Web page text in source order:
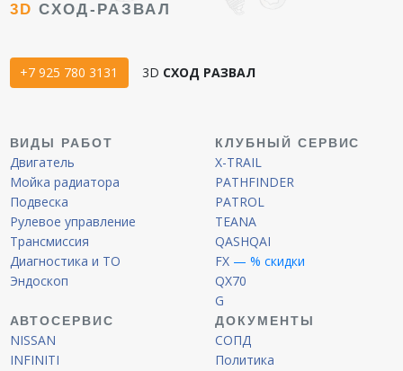
3D СХОД-РАЗВАЛ
+7 925 780 3131 3D СХОД РАЗВАЛ
ВИДЫ РАБОТ
Двигатель
Мойка радиатора
Подвеска
Рулевое управление
Трансмиссия
Диагностика и ТО
Эндоскоп
КЛУБНЫЙ СЕРВИС
X-TRAIL
PATHFINDER
PATROL
TEANA
QASHQAI
FX — % скидки
QX70
G
АВТОСЕРВИС
NISSAN
INFINITI
ДОКУМЕНТЫ
СОПД
Политика